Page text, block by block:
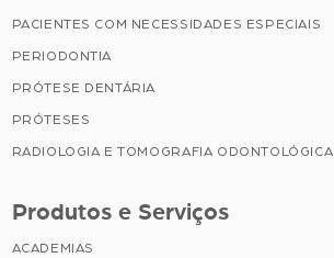
PACIENTES COM NECESSIDADES ESPECIAIS
PERIODONTIA
PRÓTESE DENTÁRIA
PRÓTESES
RADIOLOGIA E TOMOGRAFIA ODONTOLÓGICA
Produtos e Serviços
ACADEMIAS